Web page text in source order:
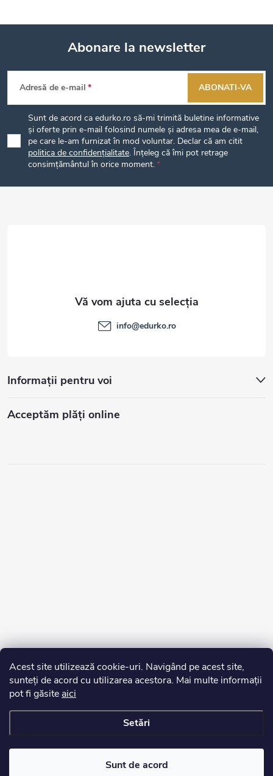
Acest site utilizează cookie-uri. Navigând pe acest site,
sunteți de acord cu utilizarea acestora. Mai multe informații
pot fi găsite aici
Setări
Sunt de acord
S
u
b
o
Abonare la newsletter
Adresă de e-mail
Sunt de acord ca edurko.ro să-mi trimită buletine informative
și oferte prin e-mail folosind numele și adresa mea de e-mail,
pe care le-am furnizat în mod voluntar. Declar că am citit
politica de confidențialitate. Înțeleg că îmi pot retrage
consimțământul în orice moment.
ABONATI-VA
Informații pentru voi
Acceptăm plăţi online
info@edurko.ro
Drepturi de autor 2026Edurko.ro. Toate drepturile rezervate.